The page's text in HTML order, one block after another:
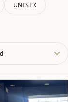
UNISEX